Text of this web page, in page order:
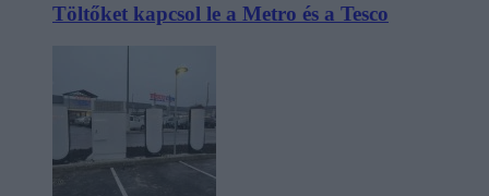
Töltőket kapcsol le a Metro és a Tesco